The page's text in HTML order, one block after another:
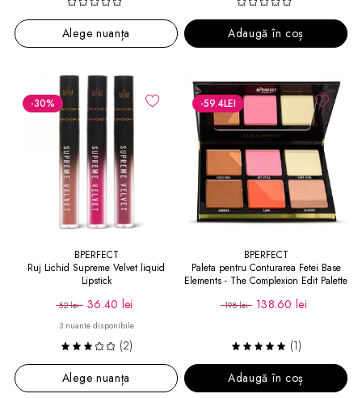
Alege nuanța Adaugă în coș
-30%
BPERFECT
Ruj Lichid Supreme Velvet liquid
Lipstick
52 lei 36.40 lei
3 nuante disponibile
(2)
Alege nuanța
-59.4LEI
BPERFECT
Paleta pentru Conturarea Fetei Base
Elements - The Complexion Edit Palette
198 lei 138.60 lei
(1)
Adaugă în coș